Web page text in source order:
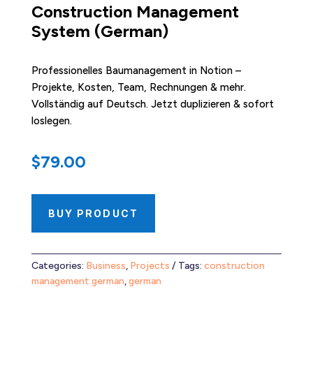
Construction Management
System (German)
Professionelles Baumanagement in Notion –
Projekte, Kosten, Team, Rechnungen & mehr.
Vollständig auf Deutsch. Jetzt duplizieren & sofort
loslegen.
$79.00
BUY PRODUCT
Categories: Business, Projects Tags: construction
management german,german